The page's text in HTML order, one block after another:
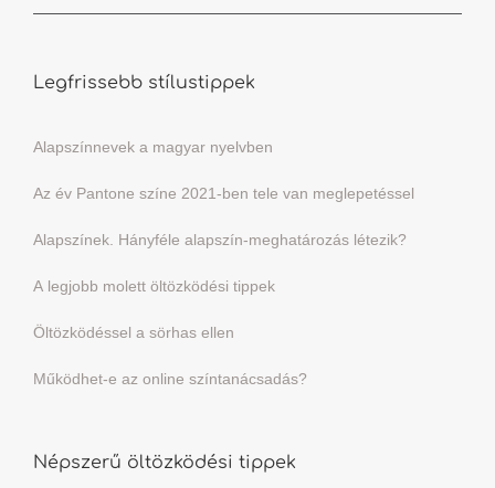
Legfrissebb stílustippek
Alapszínnevek a magyar nyelvben
Az év Pantone színe 2021-ben tele van meglepetéssel
Alapszínek. Hányféle alapszín-meghatározás létezik?
A legjobb molett öltözködési tippek
Öltözködéssel a sörhas ellen
Működhet-e az online színtanácsadás?
Népszerű öltözködési tippek